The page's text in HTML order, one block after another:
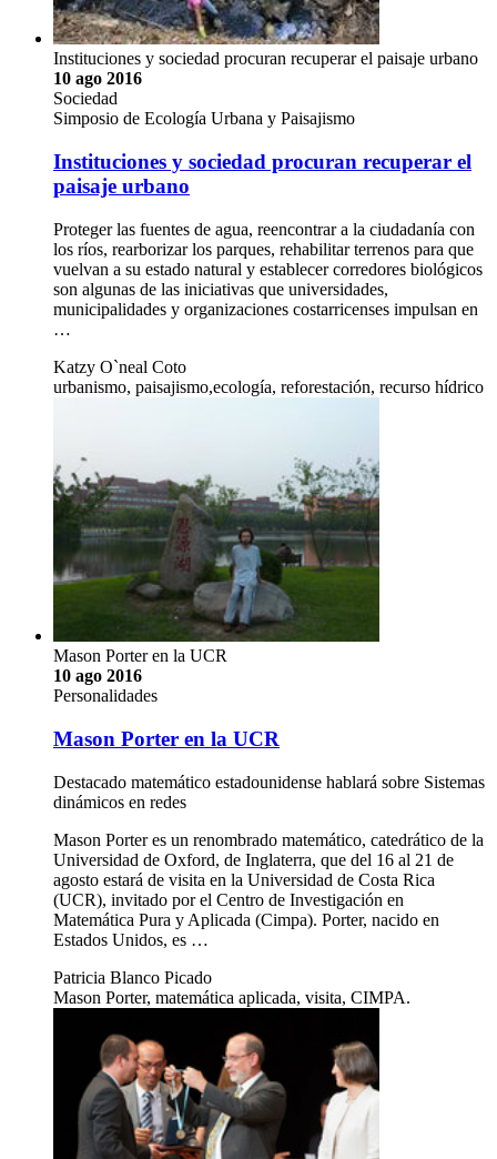
Instituciones y sociedad procuran recuperar el paisaje urbano
10 ago 2016
Sociedad
Simposio de Ecología Urbana y Paisajismo
Instituciones y sociedad procuran recuperar el
paisaje urbano
Proteger las fuentes de agua, reencontrar a la ciudadanía con
los ríos, rearborizar los parques, rehabilitar terrenos para que
vuelvan a su estado natural y establecer corredores biológicos
son algunas de las iniciativas que universidades,
municipalidades y organizaciones costarricenses impulsan en
…
Katzy O`neal Coto
urbanismo, paisajismo,ecología, reforestación, recurso hídrico
Mason Porter en la UCR
10 ago 2016
Personalidades
Mason Porter en la UCR
Destacado matemático estadounidense hablará sobre Sistemas
dinámicos en redes
Mason Porter es un renombrado matemático, catedrático de la
Universidad de Oxford, de Inglaterra, que del 16 al 21 de
agosto estará de visita en la Universidad de Costa Rica
(UCR), invitado por el Centro de Investigación en
Matemática Pura y Aplicada (Cimpa). Porter, nacido en
Estados Unidos, es …
Patricia Blanco Picado
Mason Porter, matemática aplicada, visita, CIMPA.